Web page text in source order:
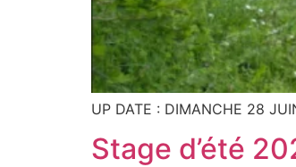
UP DATE : DIMANCHE 28
Stage d’été